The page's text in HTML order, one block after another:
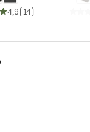
4,9(14)